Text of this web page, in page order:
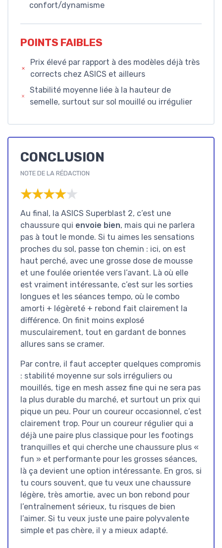
confort/dynamisme
POINTS FAIBLES
Prix élevé par rapport à des modèles déjà très
corrects chez ASICS et ailleurs
Stabilité moyenne liée à la hauteur de
semelle, surtout sur sol mouillé ou irrégulier
CONCLUSION
NOTE DE LA RÉDACTION
★★★★★
★★★★★
Au final, la ASICS Superblast 2, c’est une
chaussure qui envoie bien, mais qui ne parlera
pas à tout le monde. Si tu aimes les sensations
proches du sol, passe ton chemin : ici, on est
haut perché, avec une grosse dose de mousse
et une foulée orientée vers l’avant. Là où elle
est vraiment intéressante, c’est sur les sorties
longues et les séances tempo, où le combo
amorti + légèreté + rebond fait clairement la
différence. On finit moins explosé
musculairement, tout en gardant de bonnes
allures sans se cramer.
Par contre, il faut accepter quelques compromis
: stabilité moyenne sur sols irréguliers ou
mouillés, tige en mesh assez fine qui ne sera pas
la plus durable du marché, et surtout un prix qui
pique un peu. Pour un coureur occasionnel, c’est
clairement trop. Pour un coureur régulier qui a
déjà une paire plus classique pour les footings
tranquilles et qui cherche une chaussure plus «
fun » et performante pour les grosses séances,
là ça devient une option intéressante. En gros, si
tu cours souvent, que tu veux une chaussure
légère, très amortie, avec un bon rebond pour
l’entraînement sérieux, tu risques de bien
l’aimer. Si tu veux juste une paire polyvalente
simple et pas chère, il y a mieux adapté.